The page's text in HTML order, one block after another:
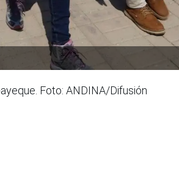
Foto: ANDINA/Difusión